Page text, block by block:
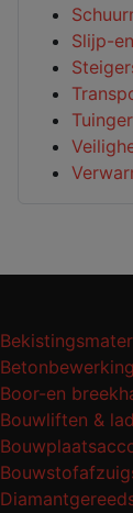
Slijp-
Boor-en
Bouwliften &